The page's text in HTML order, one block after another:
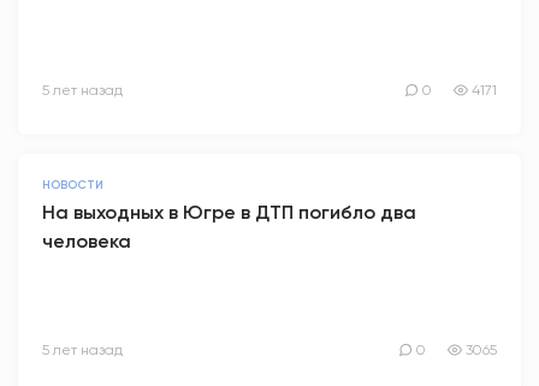
5 лет назад 0 4171
НОВОСТИ
На выходных в Югре в ДТП погибло два
человека
5 лет назад 0 3065